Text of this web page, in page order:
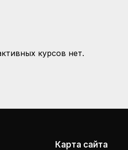
курсов нет.
Карта сайта